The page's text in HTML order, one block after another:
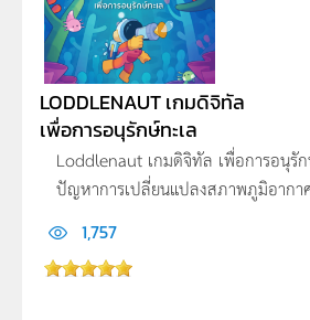
LODDLENAUT เกมดิจิทัล
เพื่อการอนุรักษ์ทะเล
Loddlenaut เกมดิจิทัล เพื่อการอนุรั
ปัญหาการเปลี่ยนแปลงสภาพภูมิอาก
1,757